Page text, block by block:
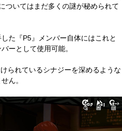
ついてはまだ多くの謎が秘められて
た『P5』メンバー自体にはこれと
ーとして使用可能。
られているシナジーを深めるような
ん。